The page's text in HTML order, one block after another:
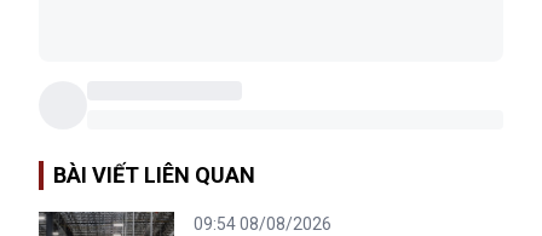
BÀI VIẾT LIÊN QUAN
09:54 08/08/2026